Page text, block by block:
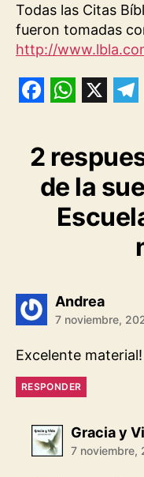
Todas las Citas
fueron tomadas
http://
a
c
k
a
t
s
p
l
e
g
2
de la
Andreadice:
7 noviembre,
Excelente
RESPONDER
Gracia y
7 noviembre,